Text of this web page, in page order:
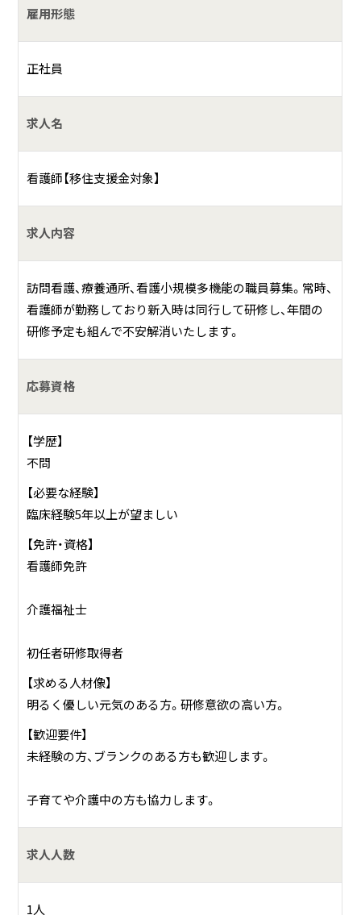
具体的には？
主治医の指示書により、利用者へ訪問看護を提供していま
す。医療処置や機能訓練、入浴介助などの日常生活の支援を
しております。在宅で家族と一緒に暮らしたい方の支援やそ
分らしく暮らしたい。そんな思いに応えたい」をモットーに、
笑顔を届け、笑顔を引き出しております。
雇用形態
正社員
求人名
看護師【移住支援金対象】
求人内容
訪問看護、療養通所、看護小規模多機能の職員募集。常時、
看護師が勤務しており新入時は同行して研修し、年間の
研修予定も組んで不安解消いたします。
応募資格
【学歴】
不問
【必要な経験】
臨床経験5年以上が望ましい
【免許・資格】
看護師免許
介護福祉士
初任者研修取得者
【求める人材像】
明るく優しい元気のある方。研修意欲の高い方。
【歓迎要件】
未経験の方、ブランクのある方も歓迎します。
子育てや介護中の方も協力します。
求人人数
1人